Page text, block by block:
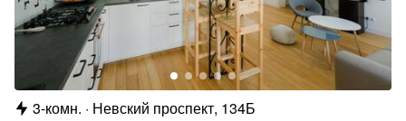
3-комн.
Невский проспект, 134Б